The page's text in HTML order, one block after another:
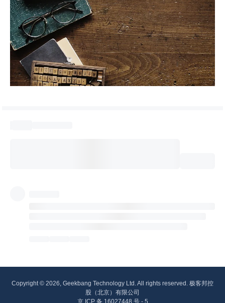
Copyright © 2026, Geekbang Technology Ltd. All rights reserved. 极客邦控
股（北京）有限公司
京 ICP 备 16027448 号 - 5